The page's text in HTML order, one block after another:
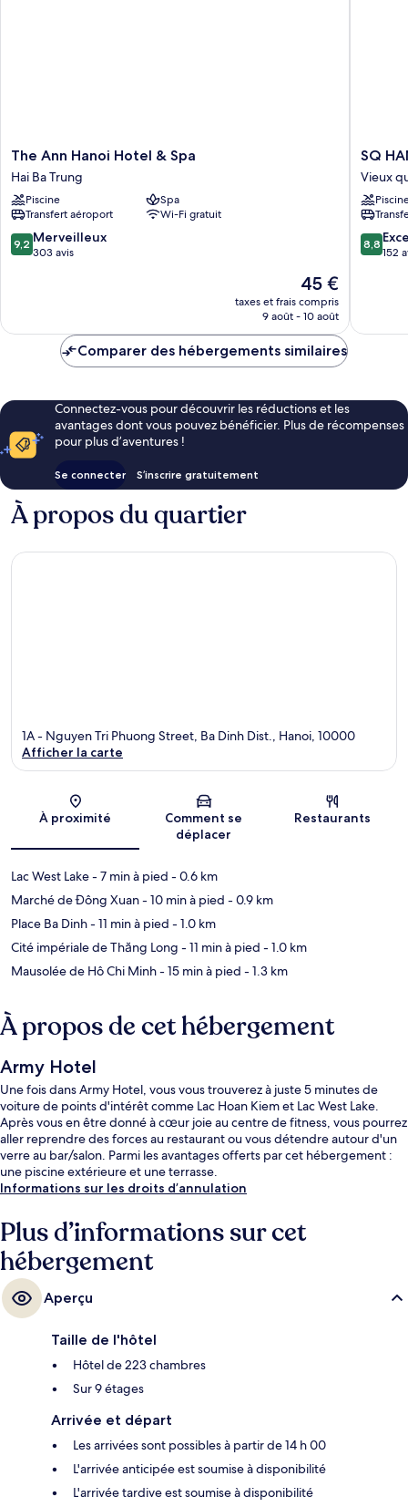
The
Ann
Hanoi
Hotel
&
Spa
Hai
The Ann Hanoi Hotel & Spa
Hai Ba Trung
Piscine
Spa
Transfert aéroport
Wi-Fi gratuit
9.2
sur
9,2 Merveilleux
303 avis
Le
nouveau
prix
de
45 €
taxes et frais compris
9 août - 10 août
SQ
HANG
GAI
HOTEL
&
SPA
Vieux
SQ
Vieux
8.8
sur
8,8
152
Comparer des hébergements similaires
Connectez-vous pour découvrir les réductions et les
avantages dont vous pouvez bénéficier. Plus de récompenses
pour plus d’aventures !
Se connecter S’inscrire gratuitement
À propos du quartier
Carte
1A - Nguyen Tri Phuong Street, Ba Dinh Dist., Hanoi, 10000
Afficher la carte
À proximité
Comment se
déplacer
Restaurants
Lac West Lake- 7 min à pied - 0.6 km
Marché de Đông Xuan- 10 min à pied - 0.9 km
Place Ba Dinh- 11 min à pied - 1.0 km
Cité impériale de Thăng Long - 11 min à pied - 1.0 km
Mausolée de Hô Chi Minh- 15 min à pied - 1.3 km
À propos de cet hébergement
Army Hotel
Une fois dans Army Hotel, vous vous trouverez à juste 5 minutes de
voiture de points d'intérêt comme Lac Hoan Kiem et Lac West Lake.
Après vous en être donné à cœur joie au centre de fitness, vous pourrez
aller reprendre des forces au restaurant ou vous détendre autour d'un
verre au bar/salon. Parmi les avantages offerts par cet hébergement :
une piscine extérieure et une terrasse.
Informations sur les droits d’annulation
Plus d’informations sur cet
hébergement
Aperçu
Taille de l'hôtel
Hôtel de 223 chambres
Sur 9 étages
Arrivée et départ
Les arrivées sont possibles à partir de 14 h 00
L'arrivée anticipée est soumise à disponibilité
L'arrivée tardive est soumise à disponibilité